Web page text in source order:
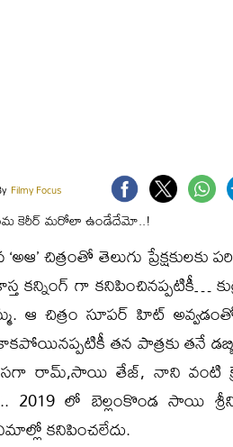
Filmy Focus
‘అఆ’ చిత్రంతో తెలుగు
కన్నింగ్ గా కనిపించినప్పటికీ…
ఆ చిత్రం సూపర్ హిట్
తన పాత్రకు తనే
రామ్,సాయి తేజ్, నాని
2019 లో బెల్లంకొండ సాయి
కనిపించలేదు.